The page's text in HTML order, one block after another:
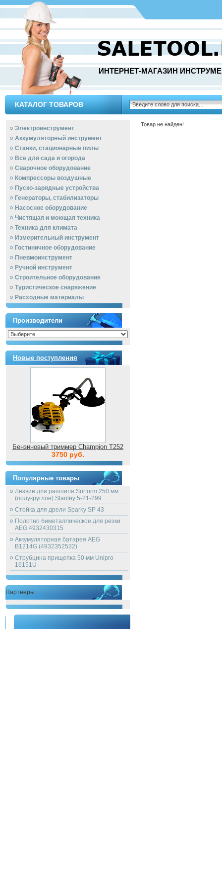
ИНТЕРНЕТ-МАГАЗИН
КАТАЛОГ ТОВАРОВ
Электроинструмент
Аккумуляторный инструмент
Станки, стационарные пилы
Все для сада и огорода
Сварочное оборудование
Компрессоры воздушные
Пуско-зарядные устройства
Генераторы, стабилизаторы
Насосное оборудование
Чистящая и моющая техника
Техника для климата
Измерительный инструмент
Гостиничное оборудование
Пневмоинструмент
Ручной инcтрумент
Строительное оборудование
Туристическое снаряжение
Расходные материалы
Производители
Новые поступления
Бензиновый триммер Champion T252
3750 руб.
Популярные товары
Лезвие для рашпиля Surform 250 мм
(полукруглое) Stanley 5-21-299
Стойка для дрели Sparky SP 43
Полотно биметаллическое для резки
AEG 4932430315
Аккумуляторная батарея AEG
B1214G (4932352532)
Струбцина прищепка 50 мм Unipro
16151U
Партнеры
Товар не найден!